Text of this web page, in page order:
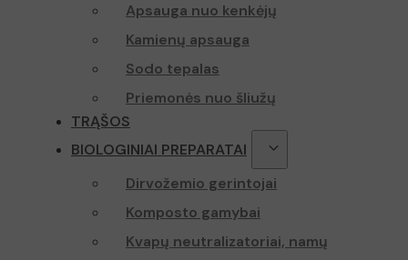
Apsauga nuo kenkėjų
Kamienų apsauga
Sodo tepalas
Priemonės nuo šliužų
TRĄŠOS
BIOLOGINIAI PREPARATAI
Dirvožemio gerintojai
Komposto gamybai
Kvapų neutralizatoriai, namų